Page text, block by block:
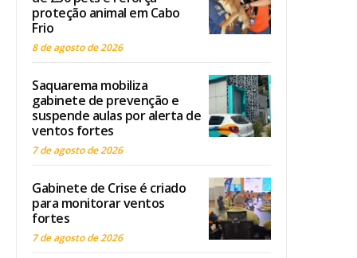
proteção animal em Cabo
Frio
8 de agosto de 2026
Saquarema mobiliza
gabinete de prevenção e
suspende aulas por alerta de
ventos fortes
7 de agosto de 2026
Gabinete de Crise é criado
para monitorar ventos
fortes
7 de agosto de 2026